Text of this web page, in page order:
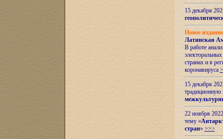
15 декабря
Новое
Латинская
В работе
странах и в
коронавируса
15 декабря
22 ноября
тему «
стран» >>>